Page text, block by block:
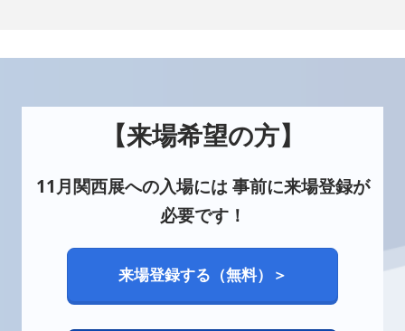
【来場希望の方】
11月関西展への入場には 事前に来場登録が
必要です！
来場登録する（無料）＞